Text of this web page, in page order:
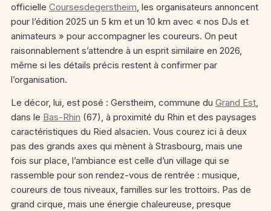
officielle Coursesdegerstheim, les organisateurs annoncent
pour l’édition 2025 un 5 km et un 10 km avec « nos DJs et
animateurs » pour accompagner les coureurs. On peut
raisonnablement s’attendre à un esprit similaire en 2026,
même si les détails précis restent à confirmer par
l’organisation.
Le décor, lui, est posé : Gerstheim, commune du Grand Est,
dans le Bas-Rhin (67), à proximité du Rhin et des paysages
caractéristiques du Ried alsacien. Vous courez ici à deux
pas des grands axes qui mènent à Strasbourg, mais une
fois sur place, l’ambiance est celle d’un village qui se
rassemble pour son rendez-vous de rentrée : musique,
coureurs de tous niveaux, familles sur les trottoirs. Pas de
grand cirque, mais une énergie chaleureuse, presque